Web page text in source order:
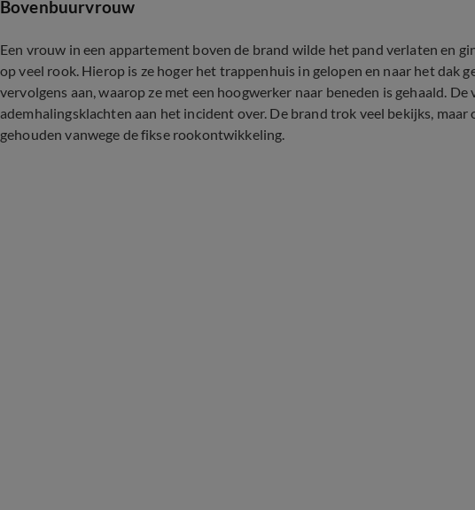
Bovenbuurvrouw
Een vrouw in een appartement boven de brand wilde het pand verlaten en
op veel rook. Hierop is ze hoger het trappenhuis in gelopen en naar het dak
vervolgens aan, waarop ze met een hoogwerker naar beneden is gehaald.
ademhalingsklachten aan het incident over. De brand trok veel bekijks,
gehouden vanwege de fikse rookontwikkeling.